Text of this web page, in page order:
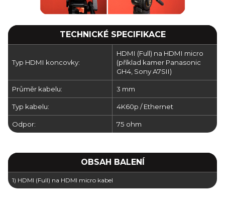
TECHNICKÉ SPECIFIKACE
Typ HDMI koncovky:
HDMI (Full) na HDMI micro
(příklad kamer Panasonic
GH4, Sony A7SII)
Průměr kabelu: 3 mm
Typ kabelu: 4K60p / Ethernet
Odpor: 75 ohm
OBSAH BALENÍ
1) HDMI (Full) na HDMI micro kabel